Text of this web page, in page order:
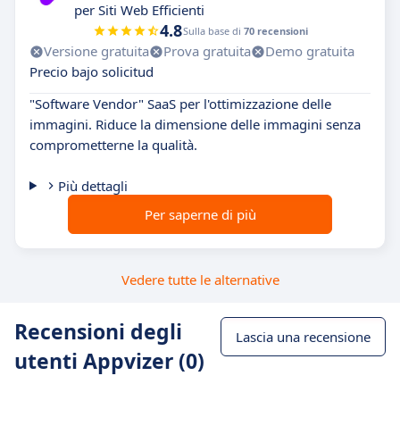
per Siti Web Efficienti
4.8Sulla base di 70 recensioni
Versione gratuita Prova gratuita
Demo gratuita
Precio bajo solicitud
"Software Vendor" SaaS per l'ottimizzazione delle
immagini. Riduce la dimensione delle immagini senza
comprometterne la qualità.
Più dettagli
Per saperne di più
Vedere tutte le alternative
Recensioni degli
utenti Appvizer (0)
Lascia una recensione